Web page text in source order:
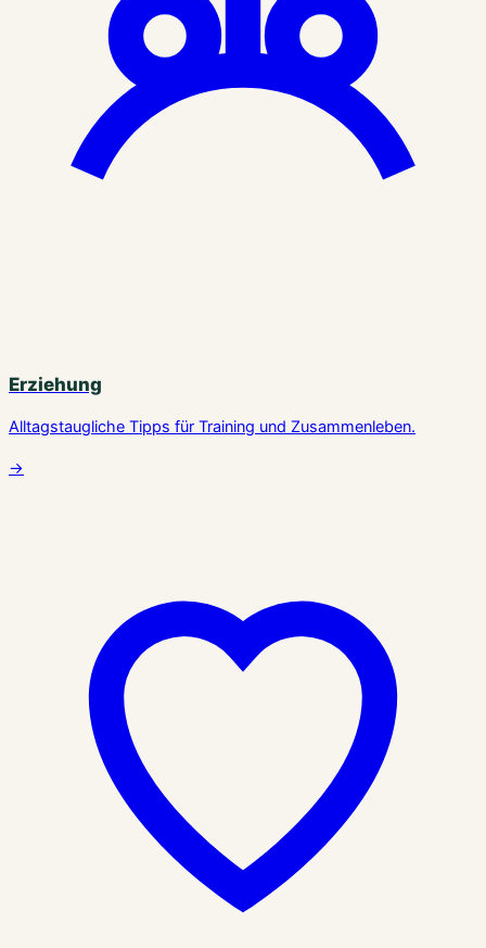
Erziehung
Alltagstaugliche Tipps für Training und Zusammenleben.
→